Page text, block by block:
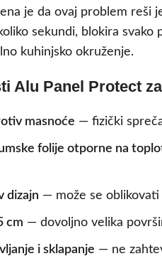
je da ovaj problem reši
sekundi, blokira
kuhinjsko okruženje.
Alu Panel Protect
masnoće — fizički
folije otporne na
dizajn — može se
cm — dovoljno velika
i sklapanje — ne